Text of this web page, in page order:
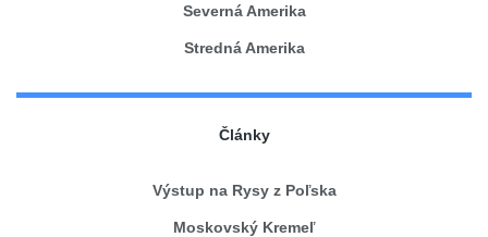
Severná Amerika
Stredná Amerika
Články
Výstup na Rysy z Poľska
Moskovský Kremeľ